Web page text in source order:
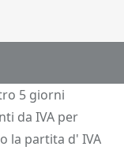
Richiedi Info
5 giorni
da IVA per
la partita d' IVA